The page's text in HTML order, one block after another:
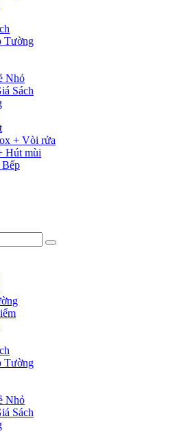
Tường
Nhỏ
Sách
+ Vòi rửa
Hút mùi
Tường
Nhỏ
Sách